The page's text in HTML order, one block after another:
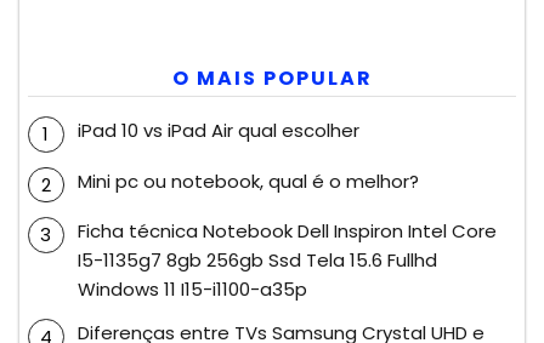
O MAIS POPULAR
iPad 10 vs iPad Air qual escolher
Mini pc ou notebook, qual é o melhor?
Ficha técnica Notebook Dell Inspiron Intel Core
I5-1135g7 8gb 256gb Ssd Tela 15.6 Fullhd
Windows 11 I15-i1100-a35p
Diferenças entre TVs Samsung Crystal UHD e